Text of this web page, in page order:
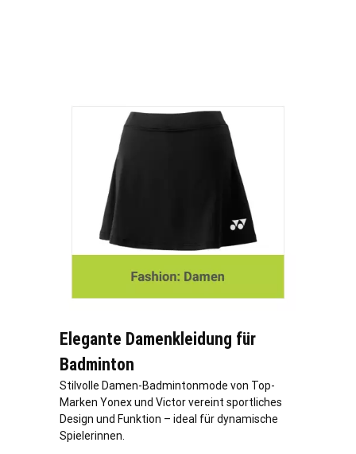
Elegante Damenkleidung für
Badminton
Stilvolle Damen-Badmintonmode von Top-
Marken Yonex und Victor vereint sportliches
Design und Funktion – ideal für dynamische
Spielerinnen.